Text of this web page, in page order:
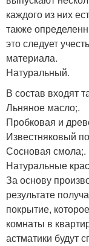
каждого из них
также
это следует
материала.
Натуральный.
В состав входят
Льняное масло;.
Пробковая и
Известняковый
Сосновая смола;.
Натуральные
За основу
результате
покрытие,
комнаты в
астматики будут